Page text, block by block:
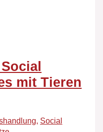
mit Tieren
, Social